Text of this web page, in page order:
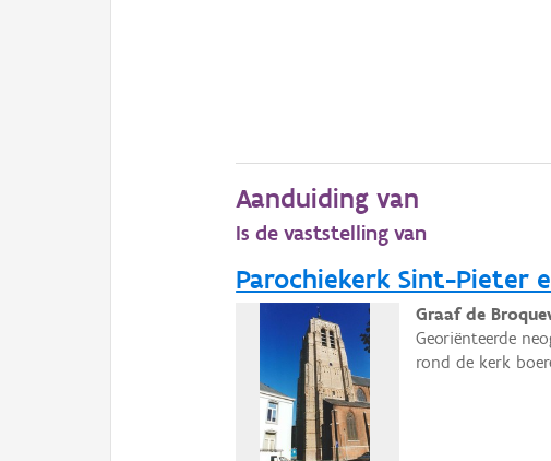
Aanduiding van
Is de vaststelling van
Parochiekerk Sint-Pieter
Graaf de
Georiënteerde
rond de kerk